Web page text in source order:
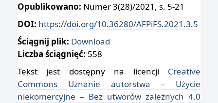
Opublikowano: Numer 3(28)/2021, s. 5-21
DOI: https://doi.org/10.36280/AFPiFS.2021.3.5
Ściągnij plik: Download
Liczba ściągnięć: 558
Tekst jest dostępny na licencji Creative
Commons Uznanie autorstwa – Użycie
niekomercyjne – Bez utworów zależnych 4.0